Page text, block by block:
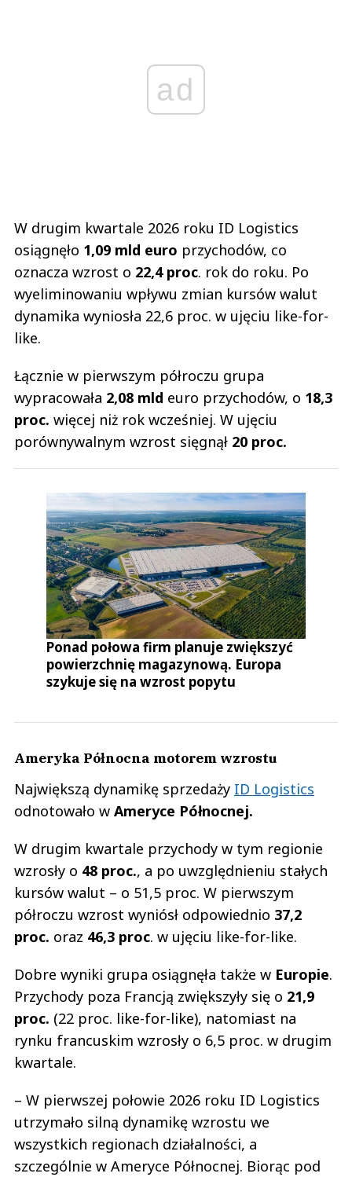
ad
W drugim kwartale 2026 roku ID Logistics
osiągnęło 1,09 mld euro przychodów, co
oznacza wzrost o 22,4 proc. rok do roku. Po
wyeliminowaniu wpływu zmian kursów walut
dynamika wyniosła 22,6 proc. w ujęciu like-for-
like.
Łącznie w pierwszym półroczu grupa
wypracowała 2,08 mld euro przychodów, o 18,3
proc. więcej niż rok wcześniej. W ujęciu
porównywalnym wzrost sięgnął 20 proc.
Ponad połowa firm planuje zwiększyć
powierzchnię magazynową. Europa
szykuje się na wzrost popytu
Ameryka Północna motorem wzrostu
Największą dynamikę sprzedaży ID Logistics
odnotowało w Ameryce Północnej.
W drugim kwartale przychody w tym regionie
wzrosły o 48 proc., a po uwzględnieniu stałych
kursów walut – o 51,5 proc. W pierwszym
półroczu wzrost wyniósł odpowiednio 37,2
proc. oraz 46,3 proc. w ujęciu like-for-like.
Dobre wyniki grupa osiągnęła także w Europie.
Przychody poza Francją zwiększyły się o 21,9
proc. (22 proc. like-for-like), natomiast na
rynku francuskim wzrosły o 6,5 proc. w drugim
kwartale.
– W pierwszej połowie 2026 roku ID Logistics
utrzymało silną dynamikę wzrostu we
wszystkich regionach działalności, a
szczególnie w Ameryce Północnej. Biorąc pod